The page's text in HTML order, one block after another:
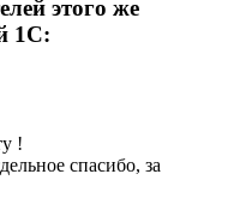
этого же
1С:
!
спасибо, за